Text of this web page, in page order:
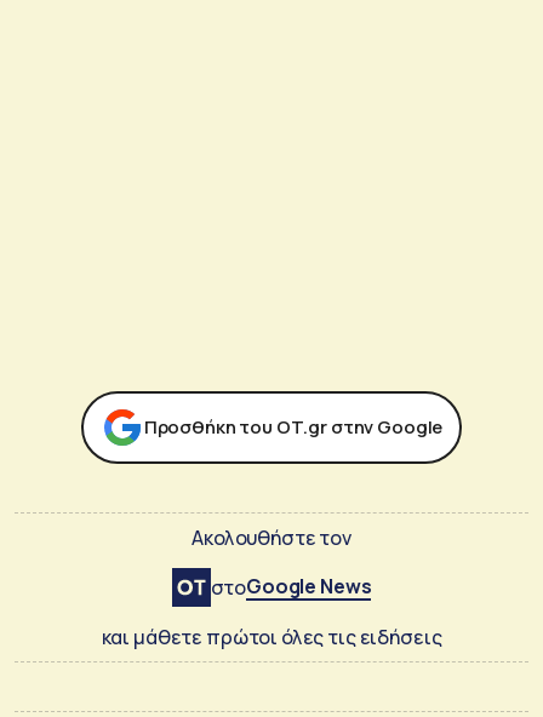
Προσθήκη του ΟΤ.gr στην Google
Ακολουθήστε τον
στοGoogle News
και μάθετε πρώτοι όλες τις ειδήσεις